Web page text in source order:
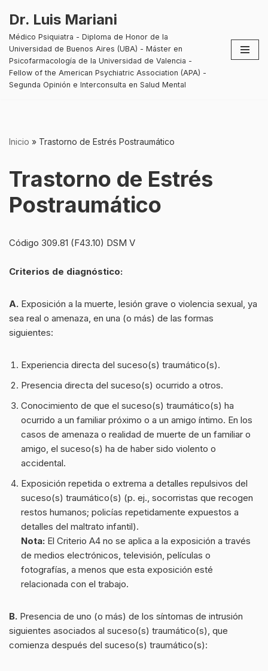
Saltar
al
contenido
Dr. Luis Mariani
Médico Psiquiatra - Diploma de Honor de la
Universidad de Buenos Aires (UBA) - Máster en
Psicofarmacología de la Universidad de Valencia -
Fellow of the American Psychiatric Association (APA) -
Segunda Opinión e Interconsulta en Salud Mental
Inicio » Trastorno de Estrés Postraumático
Trastorno de Estrés
Postraumático
Código 309.81 (F43.10) DSM V
Criterios de diagnóstico:
A. Exposición a la muerte, lesión grave o violencia sexual, ya
sea real o amenaza, en una (o más) de las formas
siguientes:
Experiencia directa del suceso(s) traumático(s).
Presencia directa del suceso(s) ocurrido a otros.
Conocimiento de que el suceso(s) traumático(s) ha
ocurrido a un familiar próximo o a un amigo íntimo. En los
casos de amenaza o realidad de muerte de un familiar o
amigo, el suceso(s) ha de haber sido violento o
accidental.
Exposición repetida o extrema a detalles repulsivos del
suceso(s) traumático(s) (p. ej., socorristas que recogen
restos humanos; policías repetidamente expuestos a
detalles del maltrato infantil).
Nota: El Criterio A4 no se aplica a la exposición a través
de medios electrónicos, televisión, películas o
fotografías, a menos que esta exposición esté
relacionada con el trabajo.
B. Presencia de uno (o más) de los síntomas de intrusión
siguientes asociados al suceso(s) traumático(s), que
comienza después del suceso(s) traumático(s):